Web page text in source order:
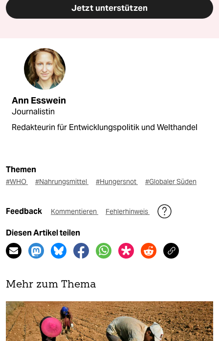
Jetzt unterstützen
Ann Esswein
Journalistin
Redakteurin für Entwicklungspolitik und Welthandel
Themen
#WHO #Nahrungsmittel #Hungersnot #Globaler Süden
Feedback Kommentieren Fehlerhinweis
Diesen Artikel teilen
Mehr zum Thema